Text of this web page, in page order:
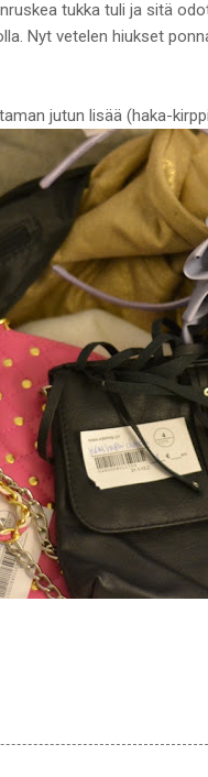
tukka tuli ja sitä
Nyt vetelen hiukset
jutun lisää (haka-